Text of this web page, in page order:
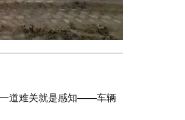
一道难关就是感知——车辆